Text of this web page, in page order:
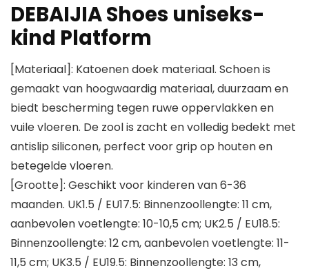
DEBAIJIA Shoes uniseks-
kind Platform
[Materiaal]: Katoenen doek materiaal. Schoen is
gemaakt van hoogwaardig materiaal, duurzaam en
biedt bescherming tegen ruwe oppervlakken en
vuile vloeren. De zool is zacht en volledig bedekt met
antislip siliconen, perfect voor grip op houten en
betegelde vloeren.
[Grootte]: Geschikt voor kinderen van 6-36
maanden. UK1.5 / EU17.5: Binnenzoollengte: 11 cm,
aanbevolen voetlengte: 10-10,5 cm; UK2.5 / EU18.5:
Binnenzoollengte: 12 cm, aanbevolen voetlengte: 11-
11,5 cm; UK3.5 / EU19.5: Binnenzoollengte: 13 cm,